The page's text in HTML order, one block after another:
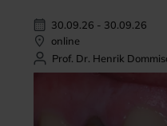
30.09.26 - 30.09.26
online
Prof. Dr. Henrik